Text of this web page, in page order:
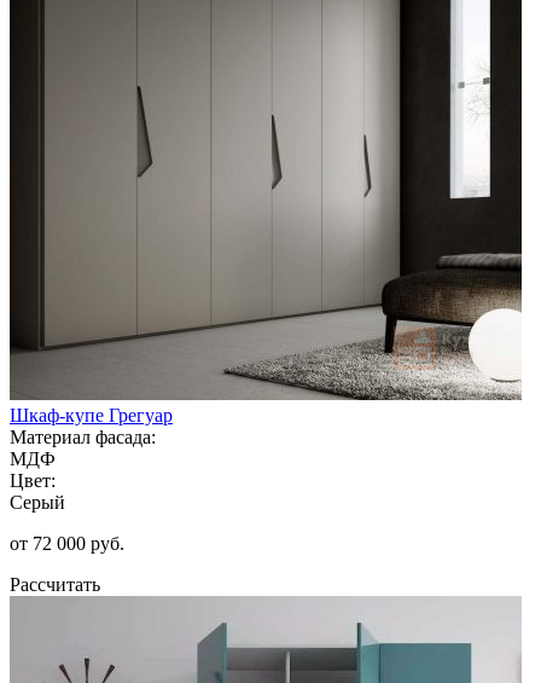
Шкаф-купе Грегуар
Материал фасада:
МДФ
Цвет:
Серый
от 72 000 руб.
Рассчитать